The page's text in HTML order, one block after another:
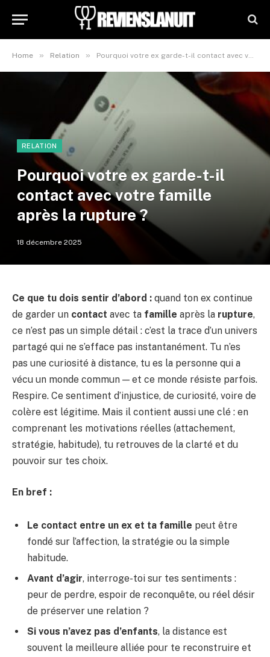
Home » Relation » Pourquoi votre ex garde-t-il contact avec votre famille après la rupture ?
RELATION
Pourquoi votre ex garde-t-il
contact avec votre famille
après la rupture ?
18 décembre 2025
Ce que tu dois sentir d’abord : quand ton ex continue
de garder un contact avec ta famille après la rupture,
ce n’est pas un simple détail : c’est la trace d’un univers
partagé qui ne s’efface pas instantanément. Tu n’es
pas une curiosité à distance, tu es la personne qui a
vécu un monde commun — et ce monde résiste parfois.
Respire. Ce sentiment d’injustice, de curiosité, voire de
colère est légitime. Mais il contient aussi une clé : en
comprenant les motivations réelles (attachement,
stratégie, habitude), tu retrouves de la clarté et du
pouvoir sur tes choix.
En bref :
Le contact entre un ex et ta famille peut être
fondé sur l’affection, la stratégie ou la simple
habitude.
Avant d’agir, interroge-toi sur tes sentiments :
peur de perdre, espoir de reconquête, ou réel désir
de préserver une relation ?
Si vous n’avez pas d’enfants, la distance est
souvent la meilleure alliée pour te reconstruire et